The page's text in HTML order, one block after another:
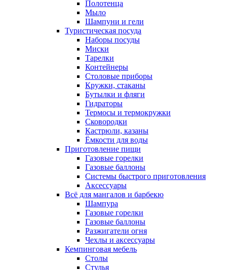
Полотенца
Мыло
Шампуни и гели
Туристическая посуда
Наборы посуды
Миски
Тарелки
Контейнеры
Столовые приборы
Кружки, стаканы
Бутылки и фляги
Гидраторы
Термосы и термокружки
Сковородки
Кастрюли, казаны
Ёмкости для воды
Приготовление пищи
Газовые горелки
Газовые баллоны
Системы быстрого приготовления
Аксессуары
Всё для мангалов и барбекю
Шампура
Газовые горелки
Газовые баллоны
Разжигатели огня
Чехлы и аксессуары
Кемпинговая мебель
Столы
Стулья